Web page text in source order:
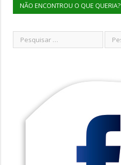
NÃO ENCONTROU O QUE QUERIA?